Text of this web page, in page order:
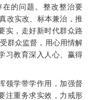
的问题。整改整治要
改实改、标本兼治，推
实，走好新时代群众路
群众监督，用心用情解
习教育深入人心、赢得
学带学作用，加强督
注重务求实效，力戒形